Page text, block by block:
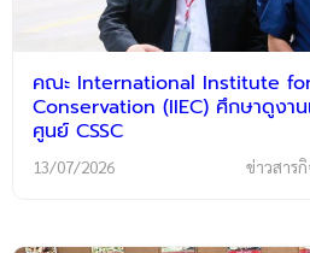
คณะ International Institute
Conservation (IIEC) ศึกษาดูงา
ศูนย์ CSSC
13/07/2026 ข่าวสาร